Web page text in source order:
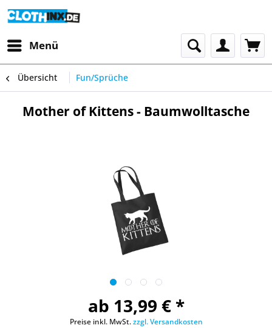
Menü
Übersicht Fun/Sprüche
Mother of Kittens - Baumwolltasche
ab 13,99 € *
Preise inkl. MwSt.zzgl. Versandkosten